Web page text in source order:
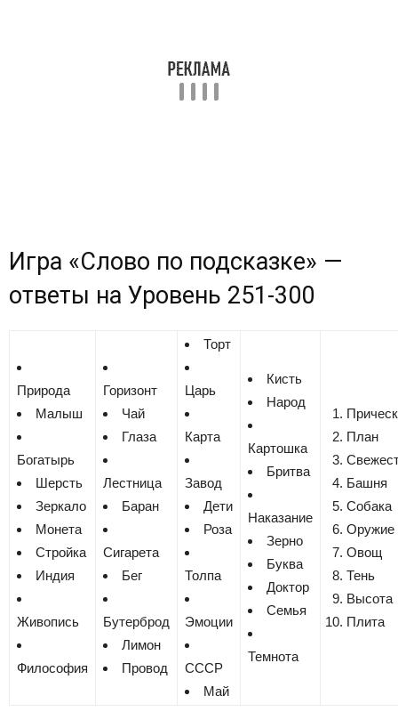
Игра «Cлово по подсказке» —
ответы на Уровень 251-300
Природа
Малыш
Богатырь
Шерсть
Зеркало
Монета
Стройка
Индия
Живопись
Философия
Горизонт
Чай
Глаза
Лестница
Баран
Сигарета
Бег
Бутерброд
Лимон
Провод
Торт
Царь
Карта
Завод
Дети
Роза
Толпа
Эмоции
СССР
Май
Кисть
Народ
Картошка
Бритва
Наказание
Зерно
Буква
Доктор
Семья
Темнота
План
Башня
Собака
Оружие
Овощ
Тень
Высота
Плита